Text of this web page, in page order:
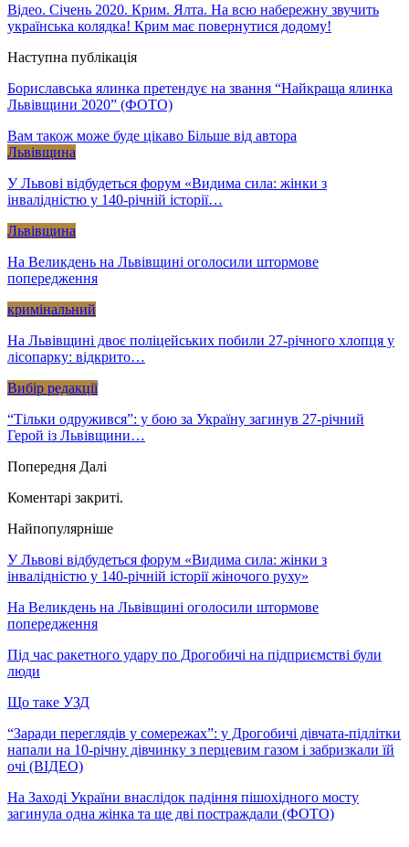
Відео. Січень 2020. Крим. Ялта. На всю набережну звучить
українська колядка! Крим має повернутися додому!
Наступна публікація
Бориславська ялинка претендує на звання “Найкраща ялинка
Львівщини 2020” (ФОТО)
Вам також може буде цікаво Більше від автора
Львівщина
У Львові відбудеться форум «Видима сила: жінки з
інвалідністю у 140-річній історії…
Львівщина
На Великдень на Львівщині оголосили штормове
попередження
кримінальний
На Львівщині двоє поліцейських побили 27-річного хлопця у
лісопарку: відкрито…
Вибір редакції
“Тільки одружився”: у бою за Україну загинув 27-річний
Герой із Львівщини…
Попередня Далі
Коментарі закриті.
Найпопулярніше
У Львові відбудеться форум «Видима сила: жінки з
інвалідністю у 140-річній історії жіночого руху»
На Великдень на Львівщині оголосили штормове
попередження
Під час ракетного удару по Дрогобичі на підприємстві були
люди
Що таке УЗД
“Заради переглядів у сомережах”: у Дрогобичі дівчата-підлітки
напали на 10-річну дівчинку з перцевим газом і забризкали їй
очі (ВІДЕО)
На Заході України внаслідок падіння пішохідного мосту
загинула одна жінка та ще дві постраждали (ФОТО)